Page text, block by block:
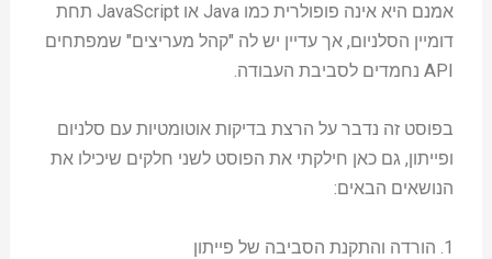
אמנם היא אינה פופולרית כמו Java או JavaScript תחת
דומיין הסלניום, אך עדיין יש לה "קהל מעריצים" שמפתחים
API נחמדים לסביבת העבודה.
בפוסט זה נדבר על הרצת בדיקות אוטומטיות עם סלניום
ופייתון, גם כאן חילקתי את הפוסט לשני חלקים שיכילו את
הנושאים הבאים:
1. הורדה והתקנת הסביבה של פייתון